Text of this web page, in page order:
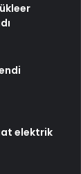
elektrik